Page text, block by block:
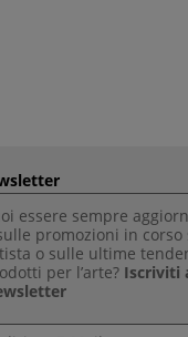
essere sempre
promozioni in corso
o sulle ultime
per l’arte? Iscriviti